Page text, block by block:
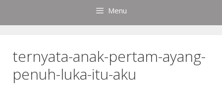
Menu
ternyata-anak-pertam-ayang-
penuh-luka-itu-aku